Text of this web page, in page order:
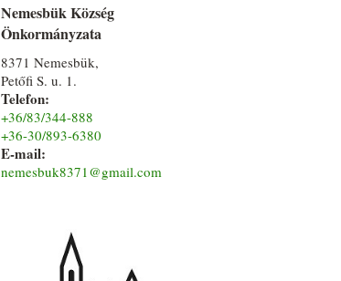
Nemesbük Község
Önkormányzata
8371 Nemesbük,
Petőfi S. u. 1.
Telefon:
+36/83/344-888
+36-30/893-6380
E-mail:
nemesbuk8371@gmail.com